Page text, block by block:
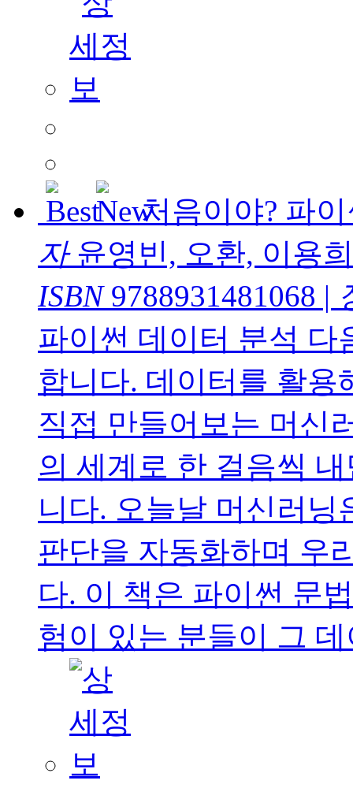
처음이야? 파
자윤영빈, 오환, 이용희
ISBN9788931481068 |
파이썬 데이터 분석 다
합니다. 데이터를 활
직접 만들어보는 머신
의 세계로 한 걸음씩
니다. 오늘날 머신러
판단을 자동화하며 우
다. 이 책은 파이썬 문
험이 있는 분들이 그 데